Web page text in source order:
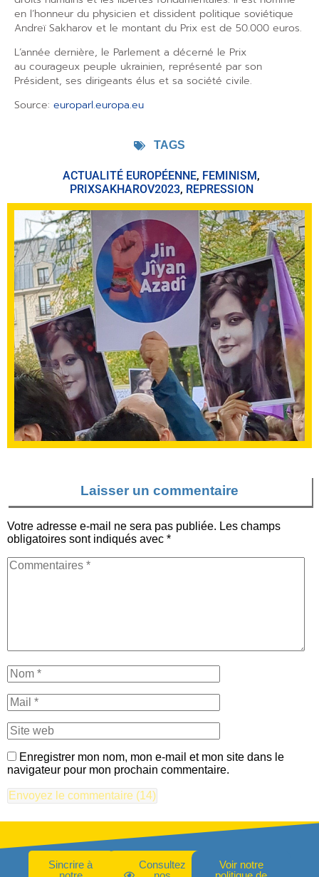
en l’honneur du physicien et dissident politique soviétique
Andreï Sakharov et le montant du Prix est de 50.000 euros.
L’année dernière, le Parlement a décerné le Prix
au courageux peuple ukrainien, représenté par son
Président, ses dirigeants élus et sa société civile.
Source: europarl.europa.eu
TAGS
ACTUALITÉ EUROPÉENNE, FEMINISM,
PRIXSAKHAROV2023, REPRESSION
Laisser un commentaire
Votre adresse e-mail ne sera pas publiée. Les champs
obligatoires sont indiqués avec *
Enregistrer mon nom, mon e-mail et mon site dans le
navigateur pour mon prochain commentaire.
Sincrire à
Consultez
Voir notre